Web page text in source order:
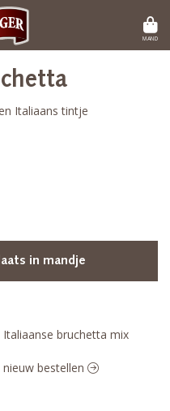
MAND
bruchetta mix
Italiaans tintje
in mandje
bestellen